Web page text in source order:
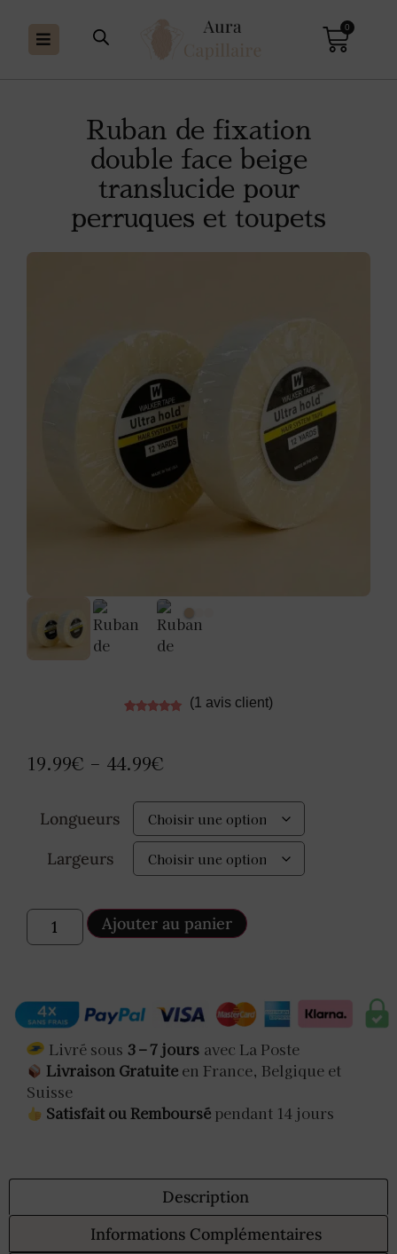
0
Ruban de fixation
double face beige
translucide pour
perruques et toupets
client
(1 avis client)
19.99€ – 44.99€
Longueurs
Largeurs
Ajouter au panier
Livré sous 3 – 7 jours avec La Poste
Livraison Gratuite en France, Belgique et
Suisse
Satisfait ou Remboursé pendant 14 jours
Description
Informations Complémentaires